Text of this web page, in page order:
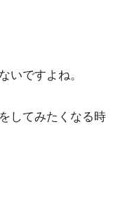
いですよね。
してみたくなる時